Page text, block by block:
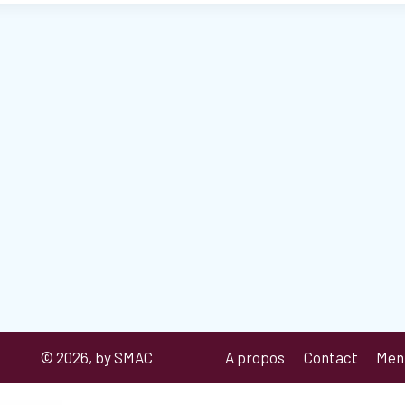
© 2026, by SMAC A propos Contact